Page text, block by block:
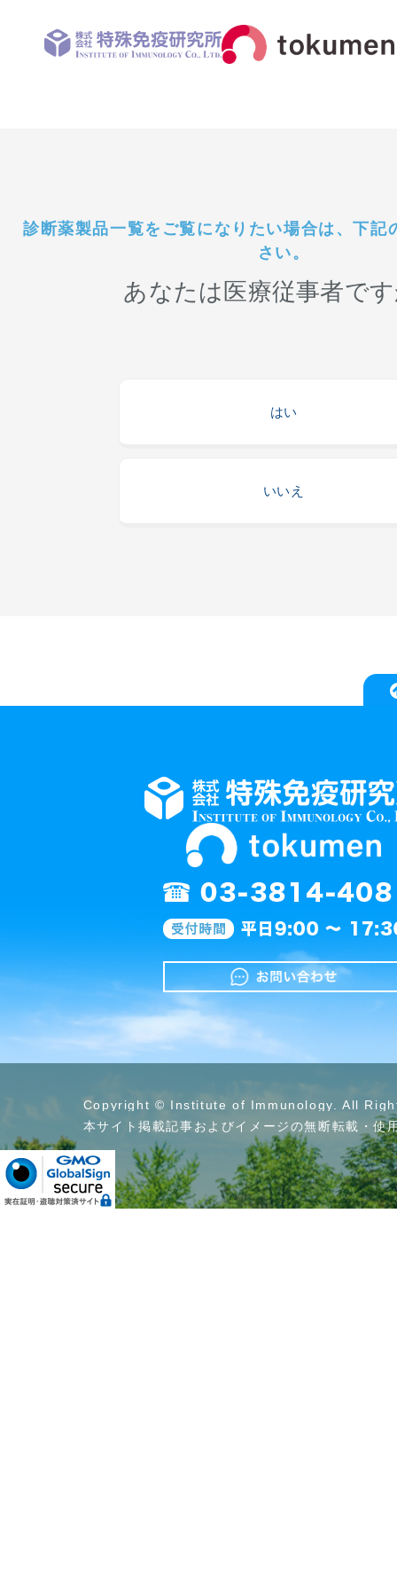
診断薬製品一覧をご覧になりたい場合は、下記
さい。
あなたは医療従事者で
はい
いいえ
Copyright © Institute of Immunology. All
本サイト掲載記事およびイメージの無断転載・使